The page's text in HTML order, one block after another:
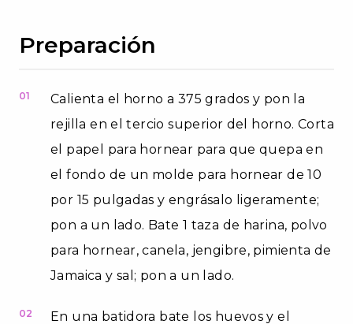
Preparación
01
Calienta el horno a 375 grados y pon la
rejilla en el tercio superior del horno. Corta
el papel para hornear para que quepa en
el fondo de un molde para hornear de 10
por 15 pulgadas y engrásalo ligeramente;
pon a un lado. Bate 1 taza de harina, polvo
para hornear, canela, jengibre, pimienta de
Jamaica y sal; pon a un lado.
02 En una batidora bate los huevos y el